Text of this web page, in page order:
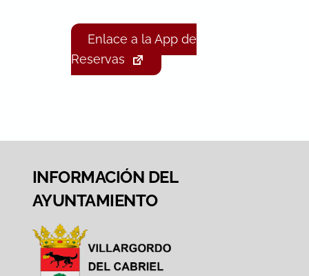
Enlace a la App de
Reservas
INFORMACIÓN DEL
AYUNTAMIENTO